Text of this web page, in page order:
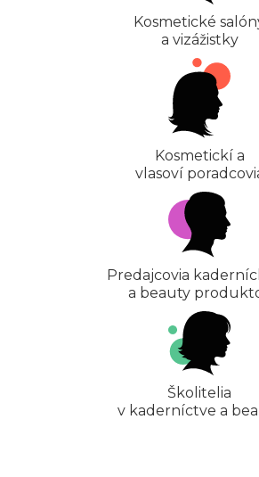
Kosmetické
a vizážistky
Kosmetickí a
vlasoví
Predajcovia
a beauty
Školitelia
v kaderníctve a